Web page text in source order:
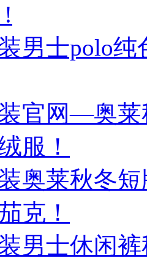
男士polo
官网—奥莱
服！
奥莱秋冬
克！
男士休闲